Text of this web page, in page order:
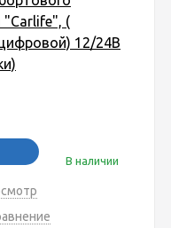
"Carlife", (
12/24В
В наличии